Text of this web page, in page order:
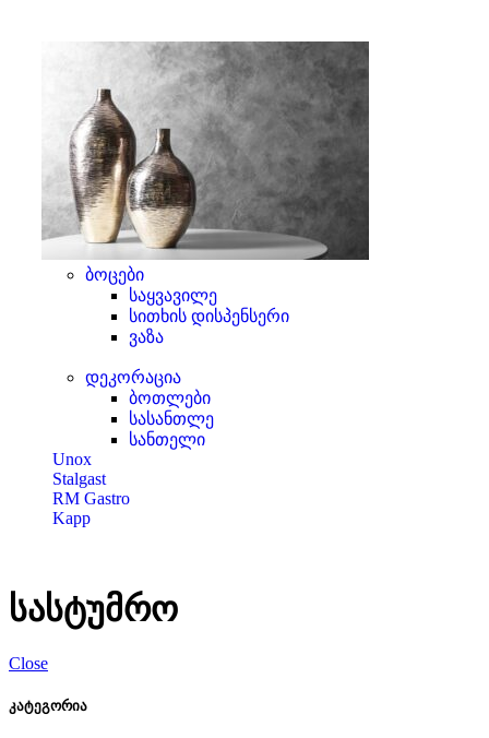
ბოცები
საყვავილე
სითხის დისპენსერი
ვაზა
დეკორაცია
ბოთლები
სასანთლე
სანთელი
Unox
Stalgast
RM Gastro
Kapp
სასტუმრო
Close
კატეგორია